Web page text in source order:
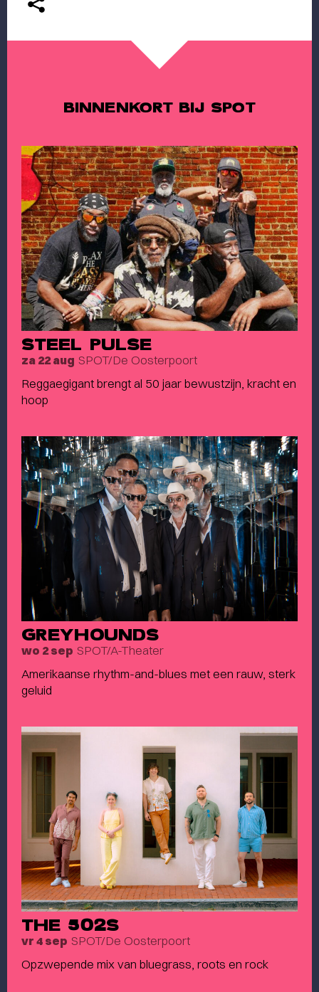
BINNENKORT BIJ SPOT
STEEL PULSE
za 22 aug SPOT/De Oosterpoort
Reggaegigant brengt al 50 jaar bewustzijn, kracht en
hoop
GREYHOUNDS
wo 2 sep SPOT/A-Theater
Amerikaanse rhythm-and-blues met een rauw, sterk
geluid
THE 502S
vr 4 sep SPOT/De Oosterpoort
Opzwepende mix van bluegrass, roots en rock